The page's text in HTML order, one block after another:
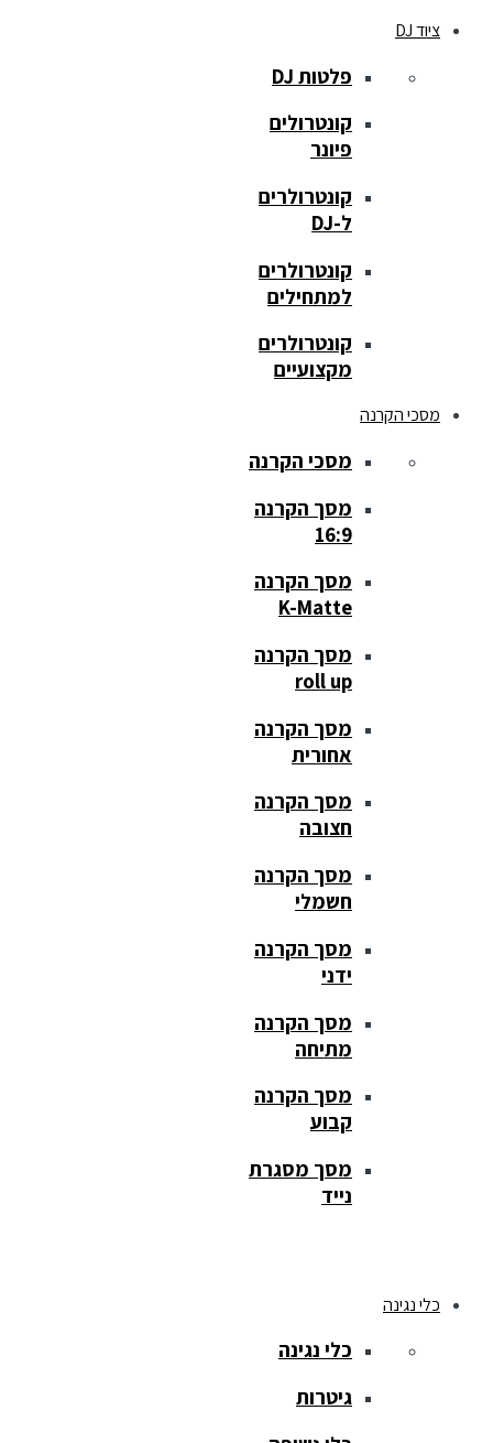
ציוד DJ
פלטות DJ
קונטרולים
פיונר
קונטרולרים
ל-DJ
קונטרולרים
למתחילים
קונטרולרים
מקצועיים
מסכי הקרנה
מסכי הקרנה
מסך הקרנה
16:9
מסך הקרנה
K-Matte
מסך הקרנה
roll up
מסך הקרנה
אחורית
מסך הקרנה
חצובה
מסך הקרנה
חשמלי
מסך הקרנה
ידני
מסך הקרנה
מתיחה
מסך הקרנה
קבוע
מסך מסגרת
נייד
כלי נגינה
כלי נגינה
גיטרות